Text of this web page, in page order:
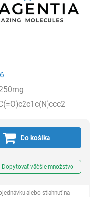
Do košíka
Dopytovať väčšie množstvo
alebo stiahnuť na